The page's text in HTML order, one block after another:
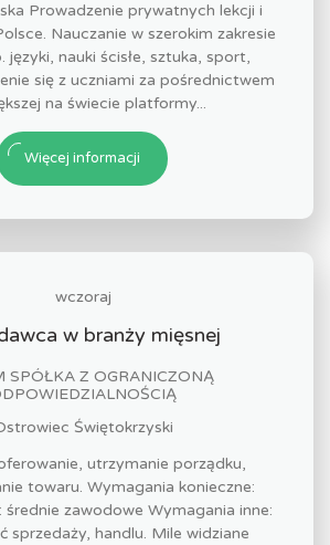
Prowadzenie prywatnych lekcji i
Nauczanie w szerokim zakresie
języki, nauki ścisłe, sztuka, sport,
się z uczniami za pośrednictwem
na świecie platformy...
Więcej informacji
wczoraj
w branży mięsnej
SPÓŁKA Z OGRANICZONĄ
Świętokrzyski
utrzymanie porządku,
towaru. Wymagania konieczne:
średnie zawodowe Wymagania inne:
sprzedaży, handlu. Mile widziane